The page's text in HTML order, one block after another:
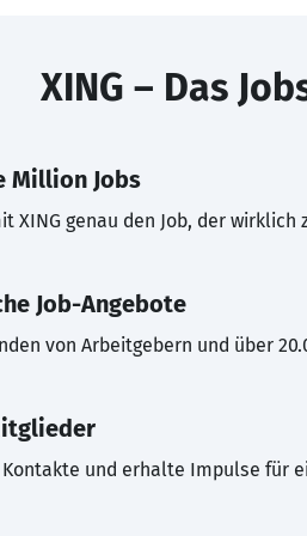
XING – Das
Million Jobs
XING genau den Job, der wirklich
Job-Angebote
von Arbeitgebern und über
und erhalte Impulse für